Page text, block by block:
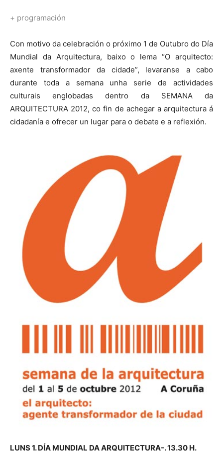
+ programación
Con motivo da celebración o próximo 1 de Outubro do Día
Mundial da Arquitectura, baixo o lema “O arquitecto:
axente transformador da cidade”, levaranse a cabo
durante toda a semana unha serie de actividades
culturais englobadas dentro da SEMANA da
ARQUITECTURA 2012, co fin de achegar a arquitectura á
cidadanía e ofrecer un lugar para o debate e a reflexión.
LUNS 1. DÍA MUNDIAL DA ARQUITECTURA-. 13.30 H.